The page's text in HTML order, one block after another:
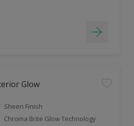
Glow
Sheen Finish
Chroma Brite Glow Technology